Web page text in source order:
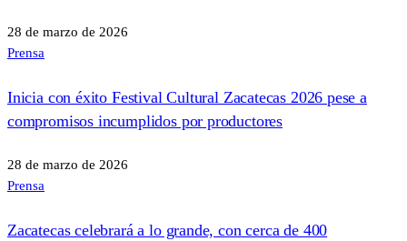
28 de marzo de 2026
Prensa
Inicia con éxito Festival Cultural Zacatecas 2026 pese a
compromisos incumplidos por productores
28 de marzo de 2026
Prensa
Zacatecas celebrará a lo grande, con cerca de 400